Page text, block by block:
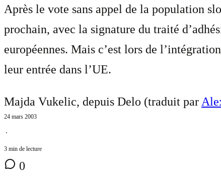
Après le vote sans appel de la population
prochain, avec la signature du traité
européennes. Mais c’est lors de
leur entrée dans l’UE.
Majda Vukelic, depuis Delo (traduit par
24 mars 2003
⋅
3 min de lecture
0